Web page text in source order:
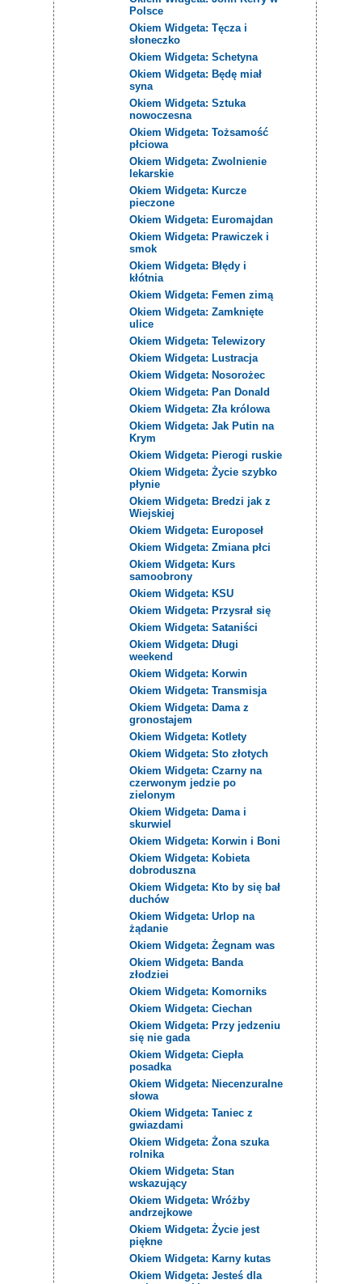
Polsce
Okiem Widgeta: Tęcza i
słoneczko
Okiem Widgeta: Schetyna
Okiem Widgeta: Będę miał
syna
Okiem Widgeta: Sztuka
nowoczesna
Okiem Widgeta: Tożsamość
płciowa
Okiem Widgeta: Zwolnienie
lekarskie
Okiem Widgeta: Kurcze
pieczone
Okiem Widgeta: Euromajdan
Okiem Widgeta: Prawiczek i
smok
Okiem Widgeta: Błędy i
kłótnia
Okiem Widgeta: Femen zimą
Okiem Widgeta: Zamknięte
ulice
Okiem Widgeta: Telewizory
Okiem Widgeta: Lustracja
Okiem Widgeta: Nosorożec
Okiem Widgeta: Pan Donald
Okiem Widgeta: Zła królowa
Okiem Widgeta: Jak Putin na
Krym
Okiem Widgeta: Pierogi ruskie
Okiem Widgeta: Życie szybko
płynie
Okiem Widgeta: Bredzi jak z
Wiejskiej
Okiem Widgeta: Europoseł
Okiem Widgeta: Zmiana płci
Okiem Widgeta: Kurs
samoobrony
Okiem Widgeta: KSU
Okiem Widgeta: Przysrał się
Okiem Widgeta: Sataniści
Okiem Widgeta: Długi
weekend
Okiem Widgeta: Korwin
Okiem Widgeta: Transmisja
Okiem Widgeta: Dama z
gronostajem
Okiem Widgeta: Kotlety
Okiem Widgeta: Sto złotych
Okiem Widgeta: Czarny na
czerwonym jedzie po
zielonym
Okiem Widgeta: Dama i
skurwiel
Okiem Widgeta: Korwin i Boni
Okiem Widgeta: Kobieta
dobroduszna
Okiem Widgeta: Kto by się bał
duchów
Okiem Widgeta: Urlop na
żądanie
Okiem Widgeta: Żegnam was
Okiem Widgeta: Banda
złodziei
Okiem Widgeta: Komorniks
Okiem Widgeta: Ciechan
Okiem Widgeta: Przy jedzeniu
się nie gada
Okiem Widgeta: Ciepła
posadka
Okiem Widgeta: Niecenzuralne
słowa
Okiem Widgeta: Taniec z
gwiazdami
Okiem Widgeta: Żona szuka
rolnika
Okiem Widgeta: Stan
wskazujący
Okiem Widgeta: Wróżby
andrzejkowe
Okiem Widgeta: Życie jest
piękne
Okiem Widgeta: Karny kutas
Okiem Widgeta: Jesteś dla